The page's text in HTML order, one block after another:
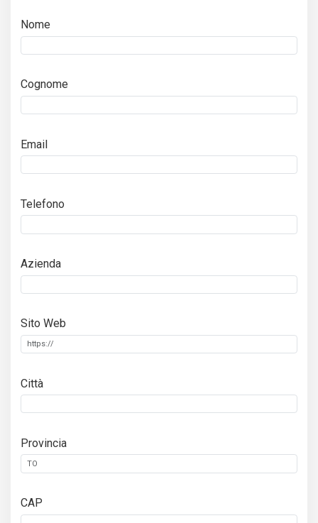
Nome
Cognome
Email
Telefono
Azienda
Sito Web
Città
Provincia
CAP